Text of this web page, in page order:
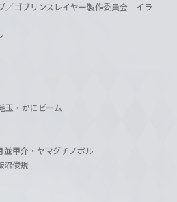
／ゴブリンスレイヤー製作委員会 イラ
・かにビーム
甲介・ヤマグチノボル
沼俊規